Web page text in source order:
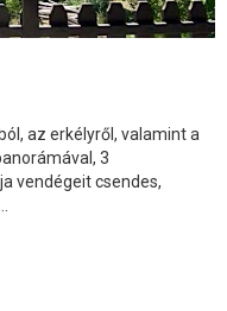
az erkélyről, valamint a
3
vendégeit csendes,